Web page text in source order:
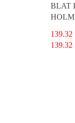
BLAT
139.32
139.32